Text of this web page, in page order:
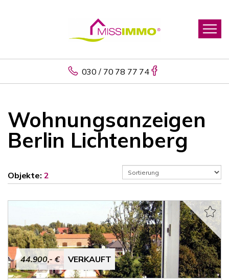
030 / 70 78 77 74
Wohnungsanzeigen
Berlin Lichtenberg
Objekte: 2
44.900,- € VERKAUFT